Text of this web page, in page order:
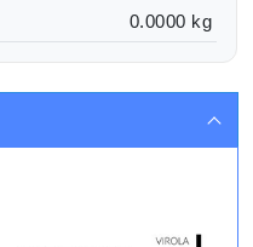
0.0000 kg